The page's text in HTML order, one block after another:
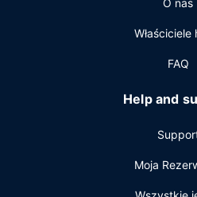
mieście Gillette, hotel oferuje
(549 stopy kwadratowe).
bezpłatne parkowanie
O nas
Właściciele
FAQ
Help and
Moja